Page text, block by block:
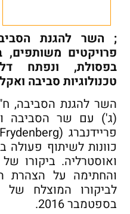
; השר להגנת
פרויקטים
בפסולת, ונפתח
טכנולוגיות סביבה
השר להגנת הסביבה,
(ג') עם שר הסביבה
כוונות לשיתוף
ואוסטרליה. ביקורו
והחתימה על הצהרת
לביקורו המוצלח
בספטמבר 2016.